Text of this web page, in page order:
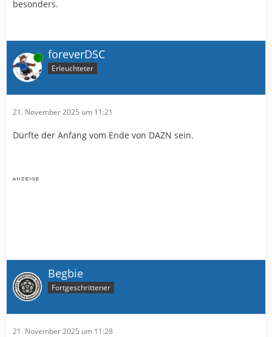
besonders.
Online foreverDSC
Erleuchteter
21. November 2025 um 11:21
Dürfte der Anfang vom Ende von DAZN sein.
Begbie
Fortgeschrittener
21. November 2025 um 11:28